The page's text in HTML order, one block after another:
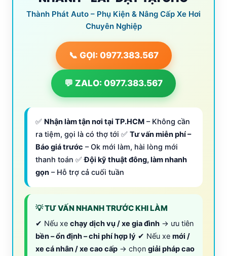
Thành Phát Auto – Phụ Kiện & Nâng Cấp Xe Hơi
Chuyên Nghiệp
📞 GỌI: 0977.383.567
💬 ZALO: 0977.383.567
✅ Nhận làm tận nơi tại TP.HCM – Không cần
ra tiệm, gọi là có thợ tới ✅ Tư vấn miễn phí –
Báo giá trước – Ok mới làm, hài lòng mới
thanh toán ✅Đội kỹ thuật đông, làm nhanh
gọn – Hỗ trợ cả cuối tuần
💡 TƯ VẤN NHANH TRƯỚC KHI LÀM
✔ Nếu xe chạy dịch vụ / xe gia đình → ưu tiên
bền – ổn định – chi phí hợp lý ✔ Nếu xe mới /
xe cá nhân / xe cao cấp → chọn giải pháp cao